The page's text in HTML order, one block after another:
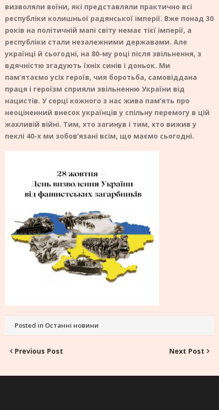
визволяли воїни, які представляли практично всі
республіки колишньої радянської імперії. Вже понад 30
років на політичній мапі світу немає тієї імперії, а
республіки стали незалежними державами. Але
українці й сьогодні, на 80-му році після звільнення, з
вдячністю згадують їхніх синів і доньок. Ми
пам’ятаємо усіх героїв, чия боротьба, самовіддана
праця і героїзм сприяли звільненню України від
нацистів. У серці кожного з нас жива пам’ять про
неоціненний внесок українців у спільну перемогу в цій
жахливій війні. Тим, хто загинув і тим, хто вижив у
пеклі 40-х ми зобов’язані всім, що маємо сьогодні.
Posted in Останні новини
Post
Previous Post Next Post